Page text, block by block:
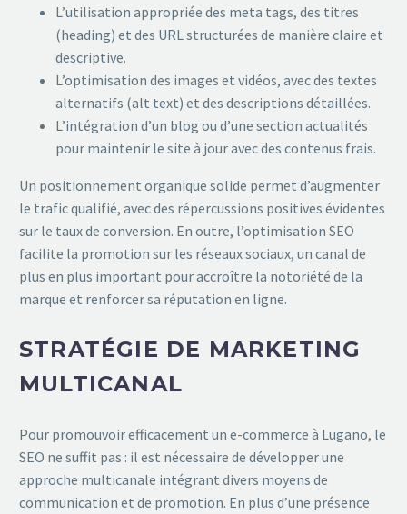
L’utilisation appropriée des meta tags, des titres
(heading) et des URL structurées de manière claire et
descriptive.
L’optimisation des images et vidéos, avec des textes
alternatifs (alt text) et des descriptions détaillées.
L’intégration d’un blog ou d’une section actualités
pour maintenir le site à jour avec des contenus frais.
Un positionnement organique solide permet d’augmenter
le trafic qualifié, avec des répercussions positives évidentes
sur le taux de conversion. En outre, l’optimisation SEO
facilite la promotion sur les réseaux sociaux, un canal de
plus en plus important pour accroître la notoriété de la
marque et renforcer sa réputation en ligne.
STRATÉGIE DE MARKETING
MULTICANAL
Pour promouvoir efficacement un e-commerce à Lugano, le
SEO ne suffit pas : il est nécessaire de développer une
approche multicanale intégrant divers moyens de
communication et de promotion. En plus d’une présence